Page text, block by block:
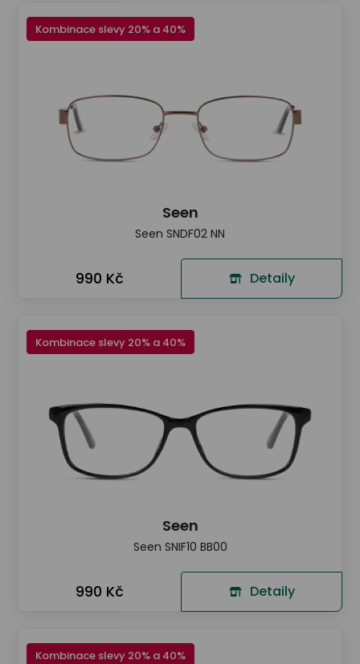
Kombinace slevy 20% a 40%
Seen
Seen SNDF02 NN
990 Kč Detaily
Kombinace slevy 20% a 40%
Seen
Seen SNIF10 BB00
990 Kč Detaily
Kombinace slevy 20% a 40%